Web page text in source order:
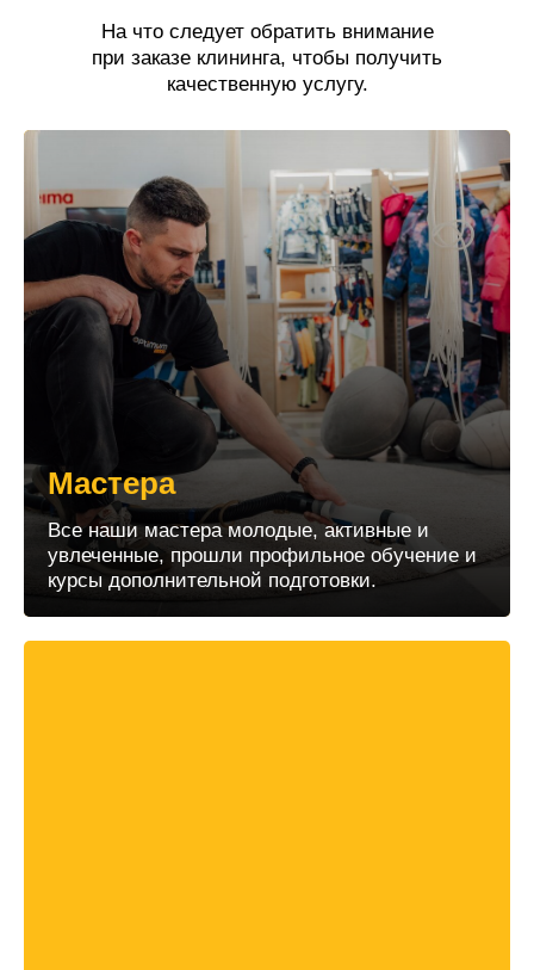
На что следует обратить внимание
при заказе клининга, чтобы получить
качественную услугу.
Мастера
Все наши мастера молодые, активные и
увлеченные, прошли профильное обучение и
курсы дополнительной подготовки.